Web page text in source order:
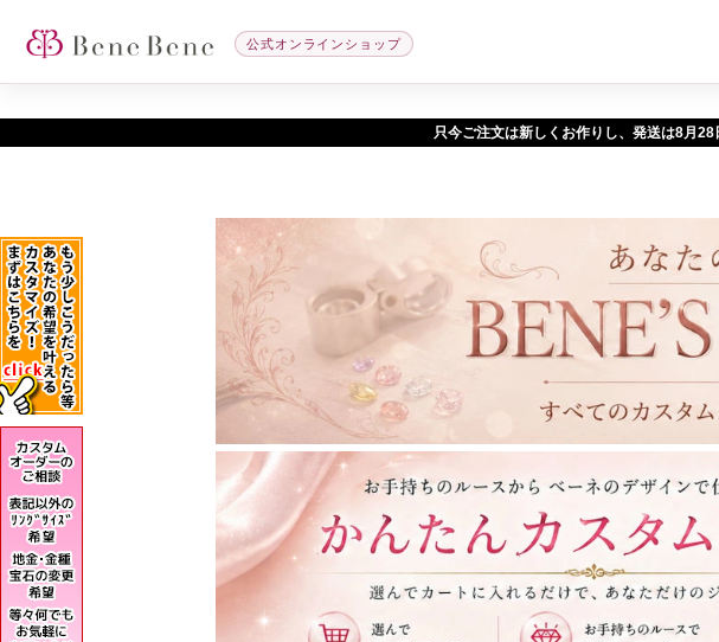
只今ご注文は新しくお作りし、発送は
公式オンラインショップ